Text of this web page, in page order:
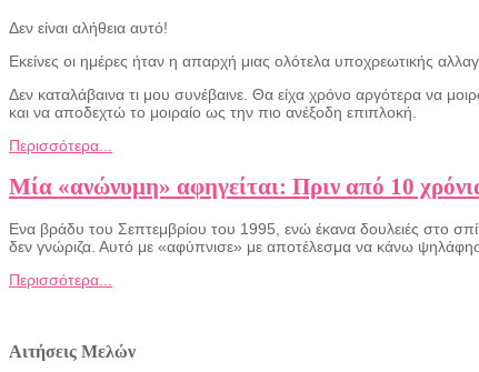
Δεν είναι αλήθεια αυτό!
Εκείνες οι ημέρες ήταν η απαρχή μιας ολότελα υποχρεωτικής
Δεν καταλάβαινα τι μου συνέβαινε. Θα είχα χρόνο αργότερα να
και να αποδεχτώ το μοιραίο ως την πιο ανέξοδη επιπλοκή.
Περισσότερα...
Mία «ανώνυμη» αφηγείται: Πριν από 10
Ενα βράδυ του Σεπτεμβρίου του 1995, ενώ έκανα δουλειές στο
δεν γνώριζα. Αυτό με «αφύπνισε» με αποτέλεσμα να κάνω
Περισσότερα...
Αιτήσεις Μελών